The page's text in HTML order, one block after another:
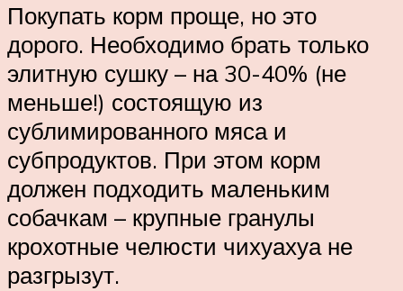
Покупать корм проще, но это
дорого. Необходимо брать только
элитную сушку – на 30-40% (не
меньше!) состоящую из
сублимированного мяса и
субпродуктов. При этом корм
должен подходить маленьким
собачкам – крупные гранулы
крохотные челюсти чихуахуа не
разгрызут.